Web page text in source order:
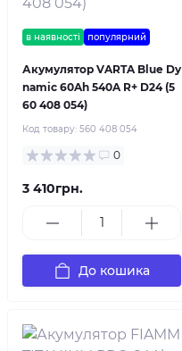
в наявності популярний
Акумулятор VARTA Blue Dy
namic 60Ah 540A R+ D24 (5
60 408 054)
Код товару: 560 408 054
0
3 410грн.
До кошика